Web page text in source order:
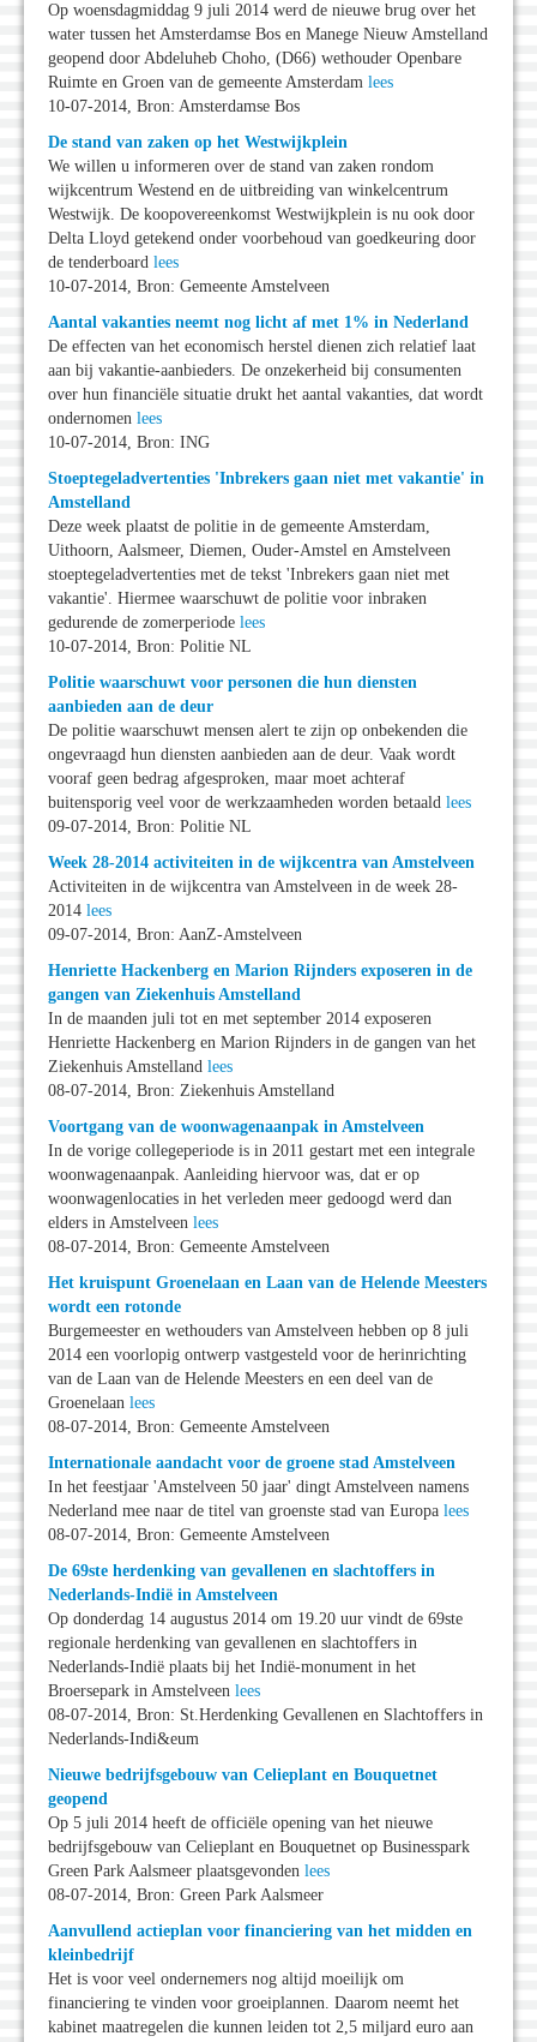
Op woensdagmiddag 9 juli 2014 werd de nieuwe brug over het
water tussen het Amsterdamse Bos en Manege Nieuw Amstelland
geopend door Abdeluheb Choho, (D66) wethouder Openbare
Ruimte en Groen van de gemeente Amsterdam lees
10-07-2014, Bron: Amsterdamse Bos
De stand van zaken op het Westwijkplein
We willen u informeren over de stand van zaken rondom
wijkcentrum Westend en de uitbreiding van winkelcentrum
Westwijk. De koopovereenkomst Westwijkplein is nu ook door
Delta Lloyd getekend onder voorbehoud van goedkeuring door
de tenderboard lees
10-07-2014, Bron: Gemeente Amstelveen
Aantal vakanties neemt nog licht af met 1% in Nederland
De effecten van het economisch herstel dienen zich relatief laat
aan bij vakantie-aanbieders. De onzekerheid bij consumenten
over hun financiële situatie drukt het aantal vakanties, dat wordt
ondernomen lees
10-07-2014, Bron: ING
Stoeptegeladvertenties 'Inbrekers gaan niet met vakantie' in
Amstelland
Deze week plaatst de politie in de gemeente Amsterdam,
Uithoorn, Aalsmeer, Diemen, Ouder-Amstel en Amstelveen
stoeptegeladvertenties met de tekst 'Inbrekers gaan niet met
vakantie'. Hiermee waarschuwt de politie voor inbraken
gedurende de zomerperiode lees
10-07-2014, Bron: Politie NL
Politie waarschuwt voor personen die hun diensten
aanbieden aan de deur
De politie waarschuwt mensen alert te zijn op onbekenden die
ongevraagd hun diensten aanbieden aan de deur. Vaak wordt
vooraf geen bedrag afgesproken, maar moet achteraf
buitensporig veel voor de werkzaamheden worden betaald lees
09-07-2014, Bron: Politie NL
Week 28-2014 activiteiten in de wijkcentra van Amstelveen
Activiteiten in de wijkcentra van Amstelveen in de week 28-
2014 lees
09-07-2014, Bron: AanZ-Amstelveen
Henriette Hackenberg en Marion Rijnders exposeren in de
gangen van Ziekenhuis Amstelland
In de maanden juli tot en met september 2014 exposeren
Henriette Hackenberg en Marion Rijnders in de gangen van het
Ziekenhuis Amstelland lees
08-07-2014, Bron: Ziekenhuis Amstelland
Voortgang van de woonwagenaanpak in Amstelveen
In de vorige collegeperiode is in 2011 gestart met een integrale
woonwagenaanpak. Aanleiding hiervoor was, dat er op
woonwagenlocaties in het verleden meer gedoogd werd dan
elders in Amstelveen lees
08-07-2014, Bron: Gemeente Amstelveen
Het kruispunt Groenelaan en Laan van de Helende Meesters
wordt een rotonde
Burgemeester en wethouders van Amstelveen hebben op 8 juli
2014 een voorlopig ontwerp vastgesteld voor de herinrichting
van de Laan van de Helende Meesters en een deel van de
Groenelaan lees
08-07-2014, Bron: Gemeente Amstelveen
Internationale aandacht voor de groene stad Amstelveen
In het feestjaar 'Amstelveen 50 jaar' dingt Amstelveen namens
Nederland mee naar de titel van groenste stad van Europa lees
08-07-2014, Bron: Gemeente Amstelveen
De 69ste herdenking van gevallenen en slachtoffers in
Nederlands-Indië in Amstelveen
Op donderdag 14 augustus 2014 om 19.20 uur vindt de 69ste
regionale herdenking van gevallenen en slachtoffers in
Nederlands-Indië plaats bij het Indië-monument in het
Broersepark in Amstelveen lees
08-07-2014, Bron: St.Herdenking Gevallenen en Slachtoffers in
Nederlands-Indi&eum
Nieuwe bedrijfsgebouw van Celieplant en Bouquetnet
geopend
Op 5 juli 2014 heeft de officiële opening van het nieuwe
bedrijfsgebouw van Celieplant en Bouquetnet op Businesspark
Green Park Aalsmeer plaatsgevonden lees
08-07-2014, Bron: Green Park Aalsmeer
Aanvullend actieplan voor financiering van het midden en
kleinbedrijf
Het is voor veel ondernemers nog altijd moeilijk om
financiering te vinden voor groeiplannen. Daarom neemt het
kabinet maatregelen die kunnen leiden tot 2,5 miljard euro aan